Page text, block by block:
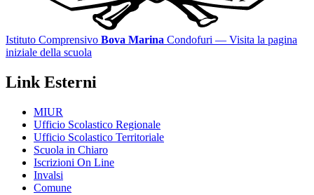
Istituto Comprensivo Bova Marina Condofuri — Visita la pagina
iniziale della scuola
Link Esterni
MIUR
Ufficio Scolastico Regionale
Ufficio Scolastico Territoriale
Scuola in Chiaro
Iscrizioni On Line
Invalsi
Comune